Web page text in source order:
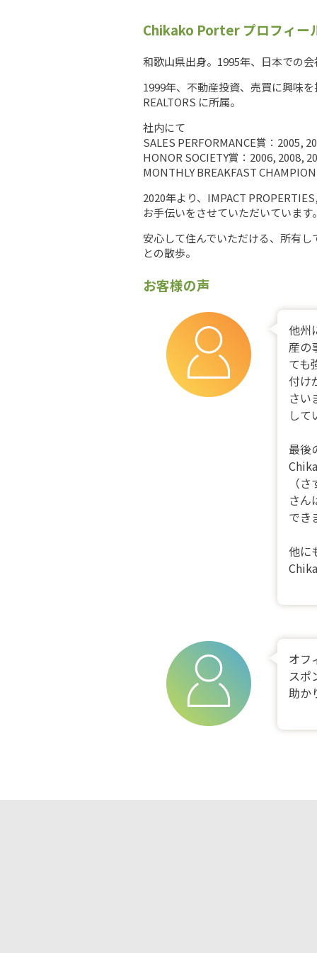
Chikako Porter プロフィー
和歌山県出身。1995年、日本での
1999年、不動産投資、売買に興味を
REALTORS に所属。
社内にて
SALES PERFORMANCE賞：2005,
HONOR SOCIETY賞：2006, 2008,
MONTHLY BREAKFAST
2020年より、IMPACT
お手伝いをさせていただいています
安心して住んでいただける、所有
との散歩。
お客様の声
他州
産の
ても
付け
さい
して
最後
（
さん
でき
他に
オフ
スポ
助か